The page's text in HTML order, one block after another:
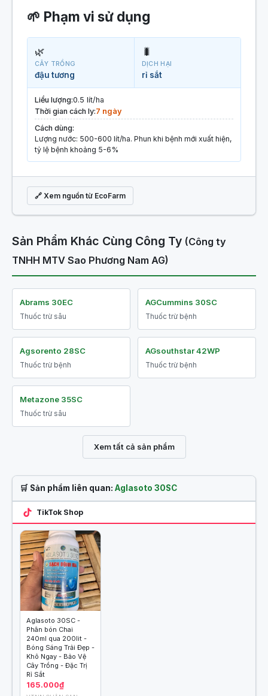
🌱 Phạm vi sử dụng
🌿
CÂY TRỒNG
đậu tương
🐛
DỊCH HẠI
rỉ sắt
Liều lượng:0.5 lít/ha
Thời gian cách ly:7 ngày
Cách dùng:
Lượng nước: 500-600 lít/ha. Phun khi bệnh mới xuất hiện,
tỷ lệ bệnh khoảng 5-6%
🔗 Xem nguồn từ EcoFarm
Sản Phẩm Khác Cùng Công Ty (Công ty
TNHH MTV Sao Phương Nam AG)
Abrams 30EC
Thuốc trừ sâu
AGCummins 30SC
Thuốc trừ bệnh
Agsorento 28SC
Thuốc trừ bệnh
AGsouthstar 42WP
Thuốc trừ bệnh
Metazone 35SC
Thuốc trừ sâu
Xem tất cả sản phẩm
🛒 Sản phẩm liên quan: Aglasoto 30SC
TikTok Shop
Aglasoto 30SC -
Phân bón Chai
240ml qua 200lit -
Bóng Sáng Trải Đẹp -
Khô Ngay - Bảo Vệ
Cây Trồng - Đặc Trị
Rỉ Sắt
165.000₫